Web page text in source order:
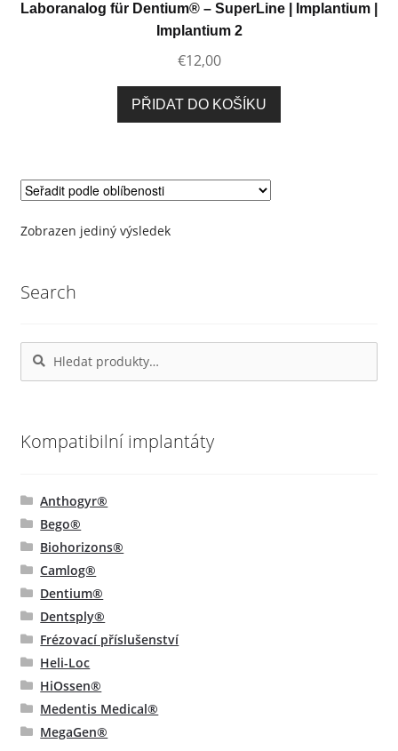
Laboranalog für Dentium® – SuperLine | Implantium |
Implantium 2
€12,00
PŘIDAT DO KOŠÍKU
Zobrazen jediný výsledek
Search
Hledat:
Hledat
Kompatibilní implantáty
Anthogyr®
Bego®
Biohorizons®
Camlog®
Dentium®
Dentsply®
Frézovací příslušenství
Heli-Loc
HiOssen®
Medentis Medical®
MegaGen®